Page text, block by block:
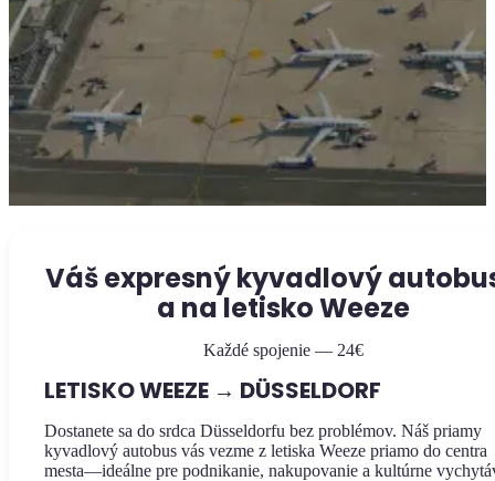
Váš expresný kyvadlový
a na letisko Weeze
Každé spojenie — 24€
LETISKO WEEZE → DÜSSELDORF
Dostanete sa do srdca Düsseldorfu bez problémov. Náš priamy
kyvadlový autobus vás vezme z letiska Weeze priamo do centra
mesta—ideálne pre podnikanie, nakupovanie a kultúrne